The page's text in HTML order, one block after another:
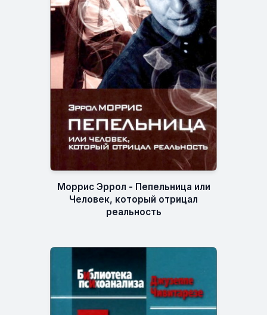
Моррис Эррол - Пепельница или
Человек, который отрицал
реальность